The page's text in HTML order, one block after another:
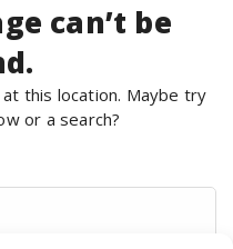
can’t be
this location. Maybe try
or a search?